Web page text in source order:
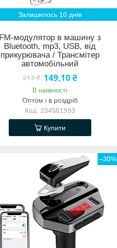
Залишилось 10 днів
FM-модулятор в машину з
Bluetooth, mp3, USB, від
прикурювача / Трансмітер
автомобільний
213 ₴ 149,10 ₴
В наявності
Оптом і в роздріб
234561993
Купити
–30%